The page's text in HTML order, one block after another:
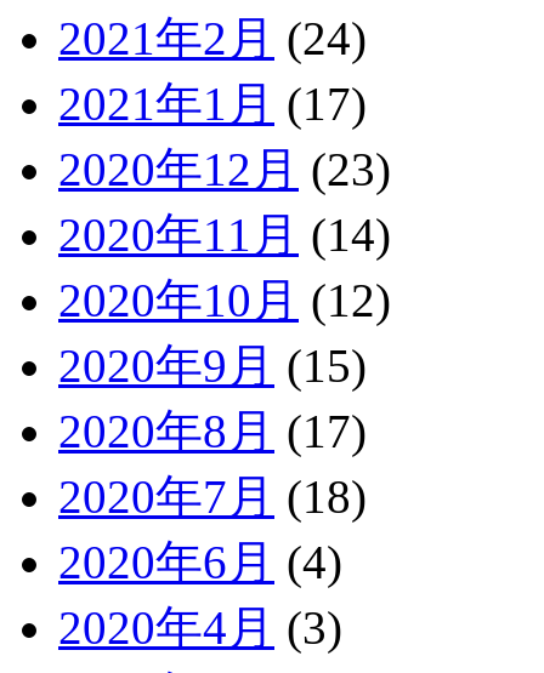
2021年2月 (24)
2021年1月 (17)
2020年12月 (23)
2020年11月 (14)
2020年10月 (12)
2020年9月 (15)
2020年8月 (17)
2020年7月 (18)
2020年6月 (4)
2020年4月 (3)